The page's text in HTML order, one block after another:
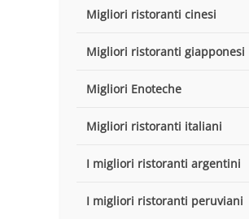
Migliori ristoranti cinesi
Migliori ristoranti giapponesi
Migliori Enoteche
Migliori ristoranti italiani
I migliori ristoranti argentini
I migliori ristoranti peruviani